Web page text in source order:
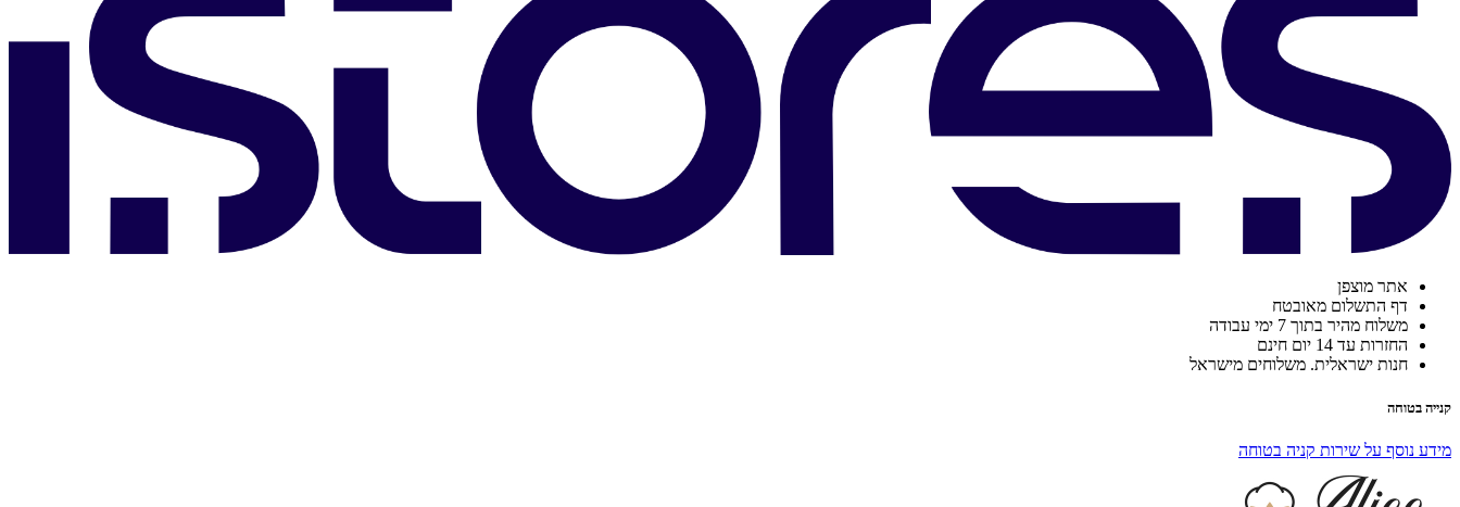
אתר מוצפן
דף התשלום מאובטח
משלוח מהיר בתוך 7 ימי עבודה
החזרות עד 14 יום חינם
חנות ישראלית. משלוחים מישראל
קנייה בטוחה
מידע נוסף על שירות קניה בטוחה